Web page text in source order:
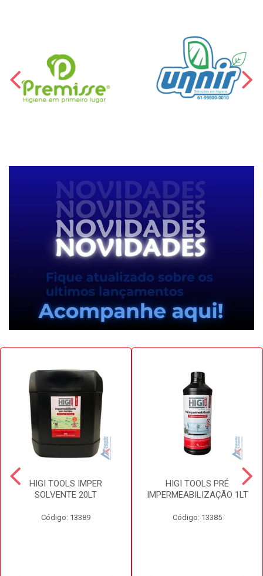
HIGI TOOLS IMPER
SOLVENTE 20LT
Código: 13389
HIGI TOOLS PRÉ
IMPERMEABILIZAÇÃO 1LT
Código: 13385